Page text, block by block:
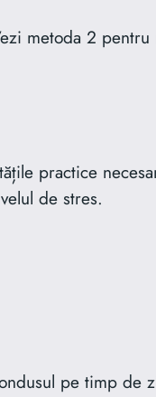
metoda 2
practice
de stres.
pe timp de